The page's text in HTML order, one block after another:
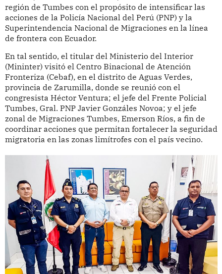
región de Tumbes con el propósito de intensificar las
acciones de la Policía Nacional del Perú (PNP) y la
Superintendencia Nacional de Migraciones en la línea
de frontera con Ecuador.
En tal sentido, el titular del Ministerio del Interior
(Mininter) visitó el Centro Binacional de Atención
Fronteriza (Cebaf), en el distrito de Aguas Verdes,
provincia de Zarumilla, donde se reunió con el
congresista Héctor Ventura; el jefe del Frente Policial
Tumbes, Gral. PNP Javier Gonzáles Novoa; y el jefe
zonal de Migraciones Tumbes, Emerson Ríos, a fin de
coordinar acciones que permitan fortalecer la seguridad
migratoria en las zonas limítrofes con el país vecino.